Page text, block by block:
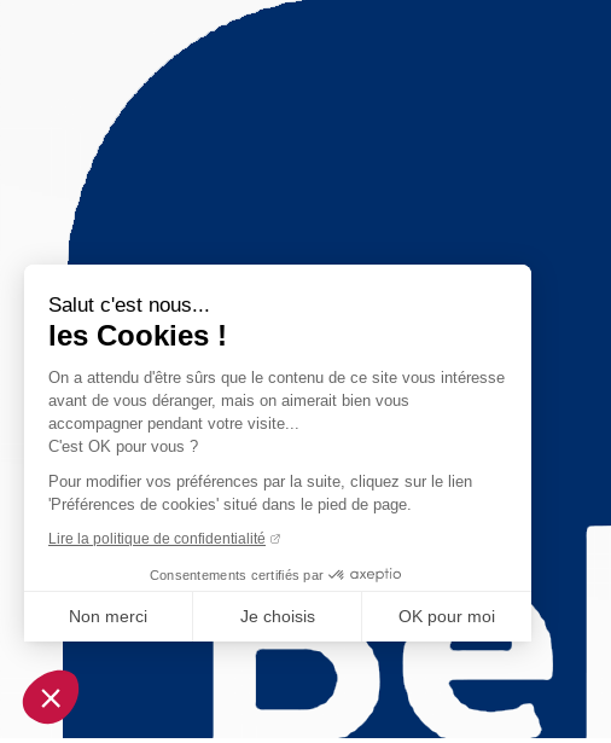
Salut c'est nous...
les Cookies !
On a attendu d'être sûrs que le contenu de ce site vous intéresse
avant de vous déranger, mais on aimerait bien vous
accompagner pendant votre visite...
C'est OK pour vous ?
Pour modifier vos préférences par la suite, cliquez sur le lien
'Préférences de cookies' situé dans le pied de page.
Lire la politique de confidentialité
Consentements certifiés par
Non merci Je choisis OK pour moi
Plateforme de Gestion du Consentement : Personnalisez vos Options
Notre plateforme vous permet d'adapter et de gérer vos